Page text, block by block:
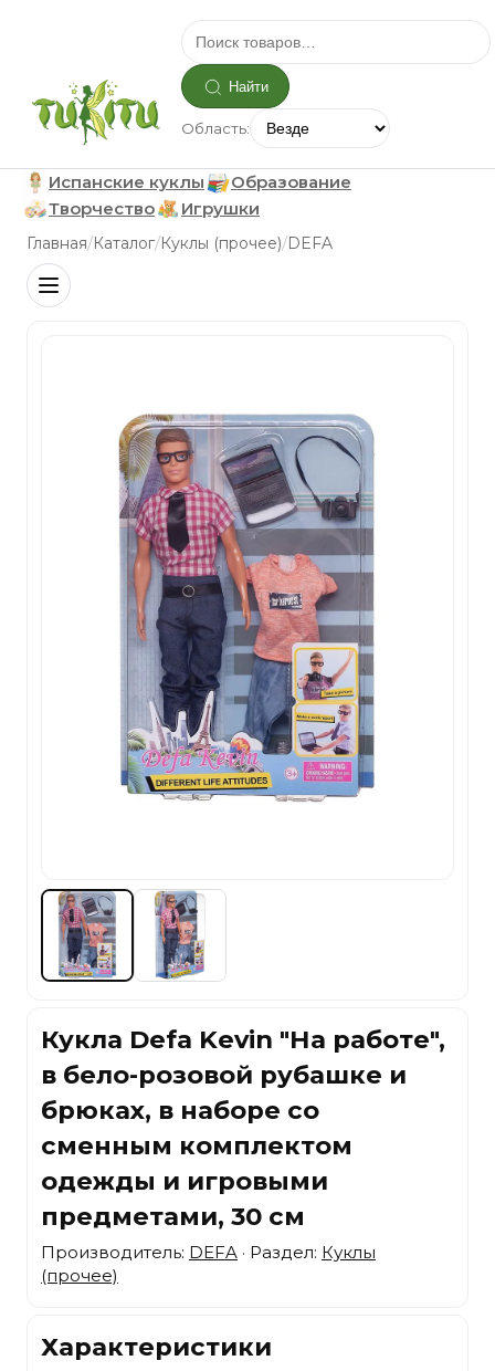
Найти
Область:
Испанские куклы
Образование
Творчество
Игрушки
Главная/Каталог/Куклы (прочее)/DEFA
Кукла Defa Kevin "На работе",
в бело-розовой рубашке и
брюках, в наборе co
сменным комплектом
одежды и игровыми
предметами, 30 см
Производитель: DEFA · Раздел: Куклы
(прочее)
Характеристики